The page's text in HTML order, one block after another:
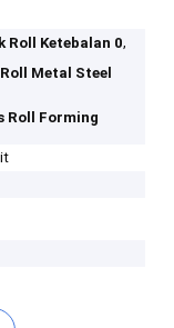
Roll Ketebalan 0,
Metal Steel
Roll Forming